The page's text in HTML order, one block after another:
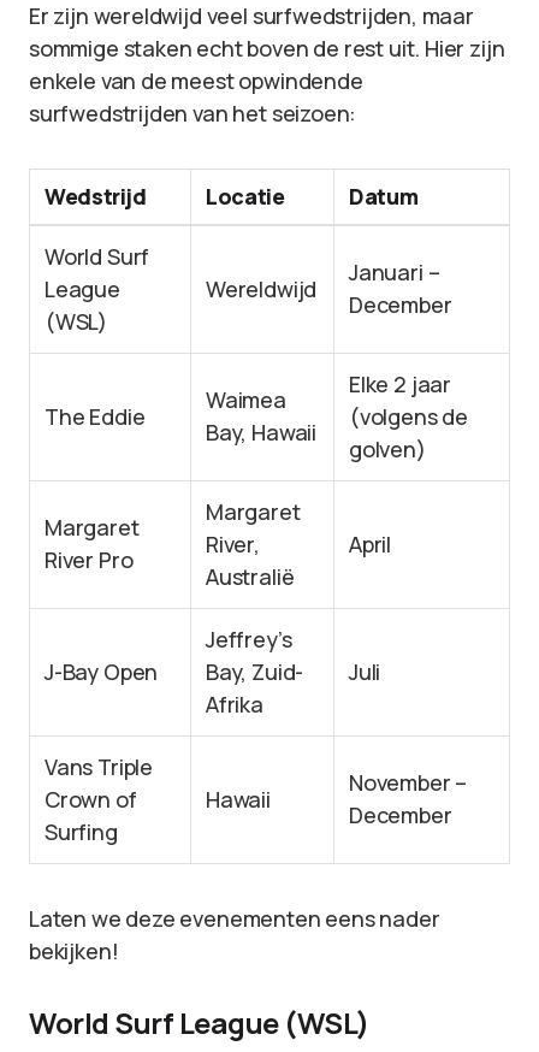
Er zijn wereldwijd veel surfwedstrijden, maar
sommige staken echt boven de rest uit. Hier zijn
enkele van de meest opwindende
surfwedstrijden van het seizoen:
Wedstrijd Locatie Datum
World Surf
League
(WSL)
Wereldwijd
Januari –
December
The Eddie
Waimea
Bay, Hawaii
Elke 2 jaar
(volgens de
golven)
Margaret
River Pro
Margaret
River,
Australië
April
J-Bay Open
Jeffrey’s
Bay, Zuid-
Afrika
Juli
Vans Triple
Crown of
Surfing
Hawaii
November –
December
Laten we deze evenementen eens nader
bekijken!
World Surf League (WSL)